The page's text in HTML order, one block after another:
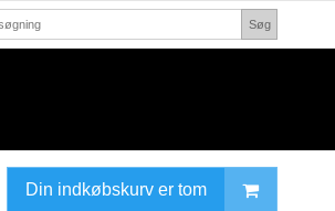
Søg
Din indkøbskurv er tom